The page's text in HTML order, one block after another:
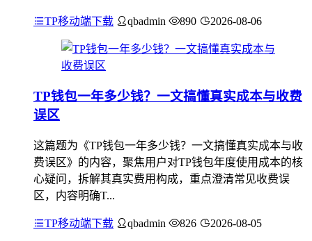
TP移动端下载 qbadmin 890 2026-08-06
TP钱包一年多少钱？一文搞懂真实成本与收费
误区
这篇题为《TP钱包一年多少钱？一文搞懂真实成本与收
费误区》的内容，聚焦用户对TP钱包年度使用成本的核
心疑问，拆解其真实费用构成，重点澄清常见收费误
区，内容明确T...
TP移动端下载 qbadmin 826 2026-08-05